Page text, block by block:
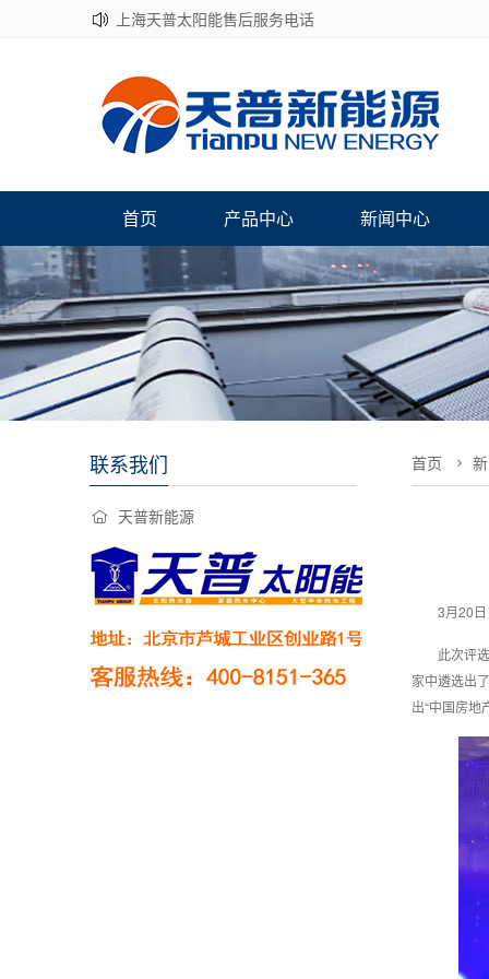
上海天普太阳能售后服务电话
首页 产品中心 新闻中心
联系我们
天普新能源
首页
3月20
此次评
家中遴选出
出“中国房地